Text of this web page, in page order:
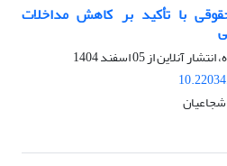
با تأکید بر کاهش مداخلات
آنلاین از05 اسفند 1404